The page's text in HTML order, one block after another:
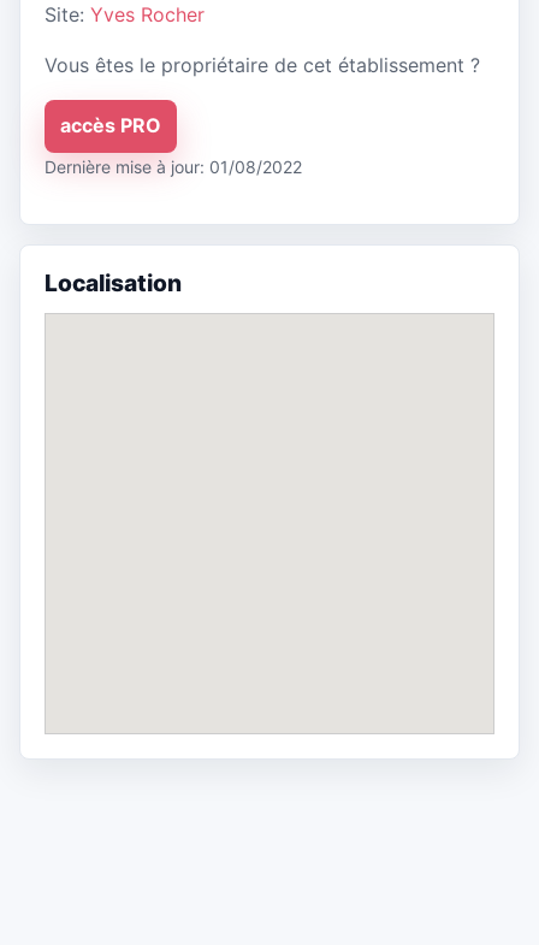
Site: Yves Rocher
Vous êtes le propriétaire de cet établissement ?
accès PRO
Dernière mise à jour: 01/08/2022
Localisation